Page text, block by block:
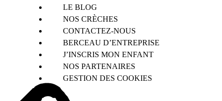
LE BLOG
NOS CRÈCHES
CONTACTEZ-NOUS
BERCEAU D’ENTREPRISE
J’INSCRIS MON ENFANT
NOS PARTENAIRES
GESTION DES COOKIES